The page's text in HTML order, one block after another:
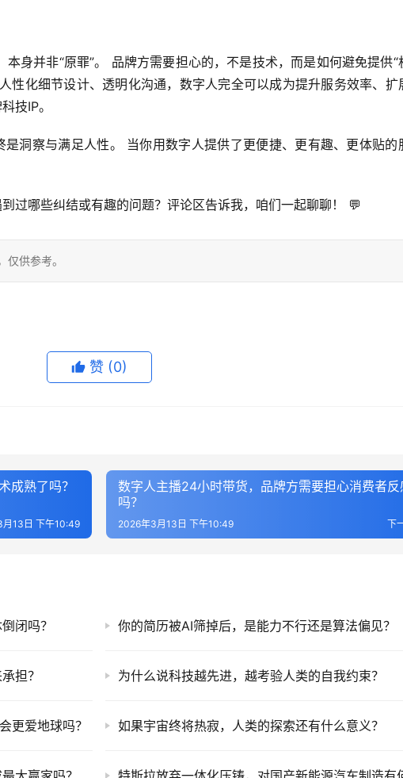
身并非“原罪”。
品牌方需要担心的，不是技术，而是如何避免提供“
性化细节设计、透明化沟通，数字人完全可以成为提升服务效率、扩
技IP。
洞察与满足人性。
当你用数字人提供了更便捷、更有趣、更体贴的
过哪些纠结或有趣的问题？评论区告诉我，咱们一起聊聊！ 💬
供参考。
赞 (0)
成熟了吗？
13日 下午10:49
数字人主播24小时带货，品牌方需要担心消费者反
吗？
下
2026年3月13日 下午10:49
闭吗？ 你的简历被AI筛掉后，是能力不行还是算法偏见？
担？ 为什么说科技越先进，越考验人类的自我约束？
更爱地球吗？ 如果宇宙终将热寂，人类的探索还有什么意义？